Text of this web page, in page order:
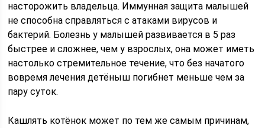
насторожить владельца. Иммунная защита малышей
не способна справляться с атаками вирусов и
бактерий. Болезнь у малышей развивается в 5 раз
быстрее и сложнее, чем у взрослых, она может иметь
настолько стремительное течение, что без начатого
вовремя лечения детёныш погибнет меньше чем за
пару суток.
Кашлять котёнок может по тем же самым причинам,